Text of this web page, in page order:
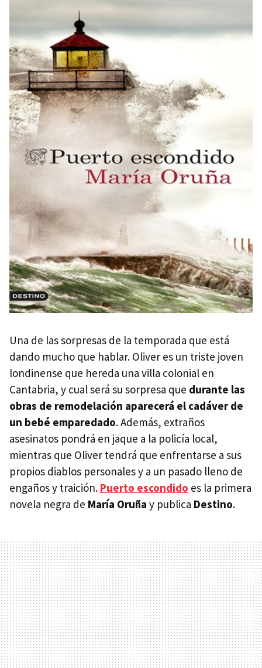
Una de las sorpresas de la temporada que está
dando mucho que hablar. Oliver es un triste joven
londinense que hereda una villa colonial en
Cantabria, y cual será su sorpresa que durante las
obras de remodelación aparecerá el cadáver de
un bebé emparedado. Además, extraños
asesinatos pondrá en jaque a la policía local,
mientras que Oliver tendrá que enfrentarse a sus
propios diablos personales y a un pasado lleno de
engaños y traición. Puerto escondido es la primera
novela negra de María Oruña y publica Destino.